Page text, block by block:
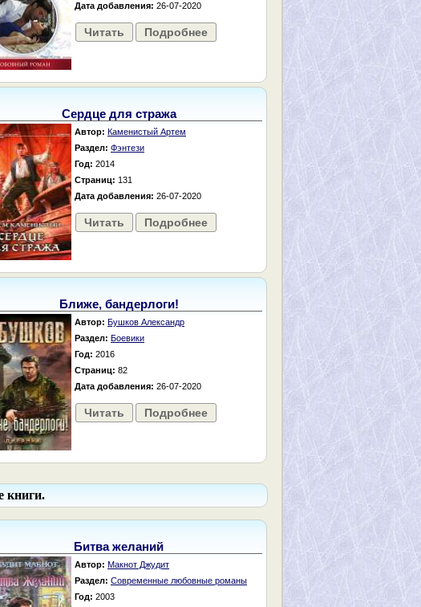
Дата добавления: 26-07-2020
Читать Подробнее
Сердце для стража
Автор: Каменистый Артем
Раздел: Фэнтези
Год: 2014
Страниц: 131
Дата добавления: 26-07-2020
Читать Подробнее
Ближе, бандерлоги!
Автор: Бушков Александр
Раздел: Боевики
Год: 2016
Страниц: 82
Дата добавления: 26-07-2020
Читать Подробнее
книги.
Битва желаний
Автор: Макнот Джудит
Раздел: Современные любовные романы
Год: 2003